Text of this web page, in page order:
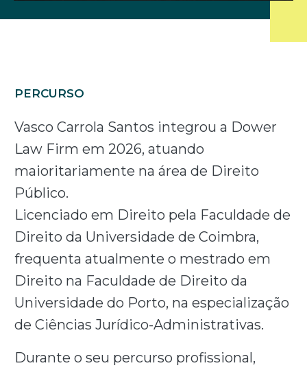
PERCURSO
Vasco Carrola Santos integrou a Dower
Law Firm em 2026, atuando
maioritariamente na área de Direito
Público.
Licenciado em Direito pela Faculdade de
Direito da Universidade de Coimbra,
frequenta atualmente o mestrado em
Direito na Faculdade de Direito da
Universidade do Porto, na especialização
de Ciências Jurídico-Administrativas.
Durante o seu percurso profissional,